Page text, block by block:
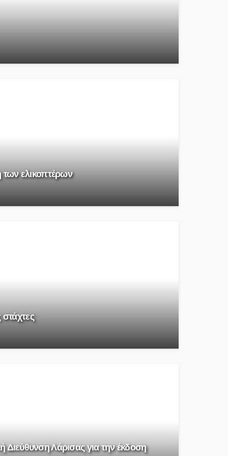
των ελικοπτέρων
Λάρισας για την έκδοση